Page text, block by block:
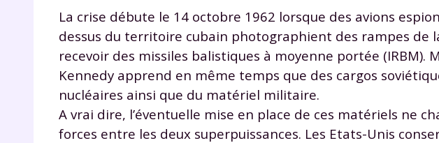
La crise débute le 14 octobre 1962 lorsque des avions
dessus du territoire cubain photographient des rampes de
recevoir des missiles balistiques à moyenne portée (IRBM).
Kennedy apprend en même temps que des cargos
nucléaires ainsi que du matériel militaire.
A vrai dire, l’éventuelle mise en place de ces matériels ne
forces entre les deux superpuissances. Les Etats-Unis
exercices corrigés
podcasts de révisions
Unespace dédié aux
parents pour suivre
progrès